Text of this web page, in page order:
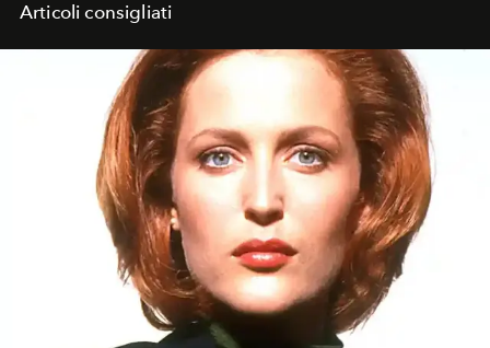
Articoli consigliati